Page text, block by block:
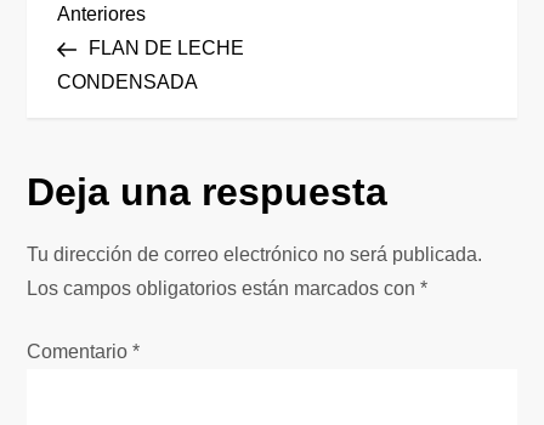
N
a
e
g
a
c
Entrada
anterior
Anteriores
FLAN DE LECHE
CONDENSADA
Deja una respuesta
Tu dirección de correo electrónico no será publicada.
Los campos obligatorios están marcados con*
Comentario*